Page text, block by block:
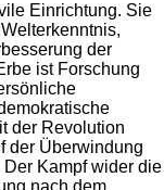
Einrichtung. Sie
der
ist Forschung
der Revolution
der Überwindung
Kampf wider die